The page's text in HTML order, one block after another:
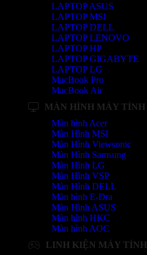
LAPTOP ASUS
LAPTOP MSI
LAPTOP DELL
LAPTOP LENOVO
LAPTOP HP
LAPTOP GIGABYTE
LAPTOP LG
MacBook Pro
MacBook Air
MÀN HÌNH MÁY TÍNH
Màn hình Acer
Màn Hình MSI
Màn Hình Viewsonic
Màn Hình Samsung
Màn Hình LG
Màn Hình VSP
Màn Hình DELL
Màn hình E-Dra
Màn Hình ASUS
Màn hình HKC
Màn hình AOC
LINH KIỆN MÁY TÍNH